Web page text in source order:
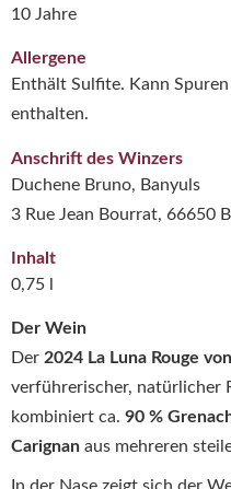
Der Wein
Der 2024 La Luna Rouge
verführerischer, natürlicher
kombiniert ca. 90 %
Carignan aus mehreren
10 Jahre
Allergene
Enthält Sulfite. Kann
enthalten.
Anschrift des Winzers
Duchene Bruno, Banyuls
3 Rue Jean Bourrat, 66650
Inhalt
0,75 l